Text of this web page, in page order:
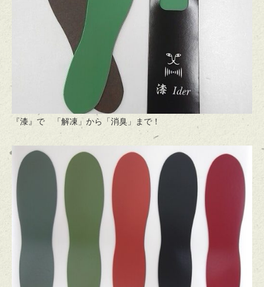
『漆』で 「解凍」から「消臭」まで！